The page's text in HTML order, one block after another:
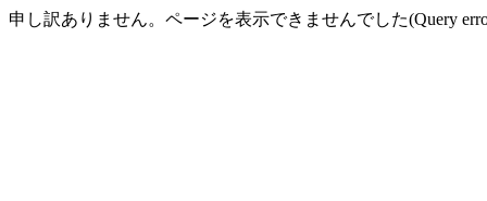
申し訳ありません。ページを表示できませんでした(Query